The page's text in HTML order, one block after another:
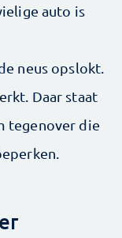
­auto is
neus opslokt.
Daar staat
tegenover die